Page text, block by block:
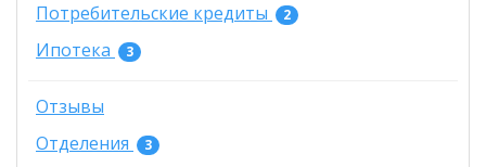
Потребительские кредиты 2
Ипотека 3
Отзывы
Отделения
3